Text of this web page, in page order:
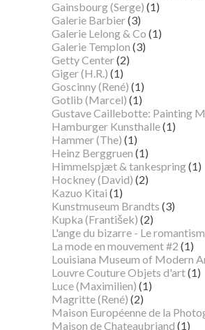
Gainsbourg (Serge) (1)
Galerie Barbier(3)
Galerie Lelong & Co (1)
Galerie Templon (3)
Getty Center(2)
Giger (H.R.) (1)
Goscinny (René) (1)
Gotlib (Marcel) (1)
Gustave Caillebotte: Painting
Hamburger Kunsthalle(1)
Hammer (The) (1)
Heinz Berggruen (1)
Himmelspjæt & tankespring(1)
Hockney (David) (2)
Kazuo Kitai (1)
Kunstmuseum Brandts (3)
Kupka (František) (2)
L'ange du bizarre - Le
La mode en mouvement #2 (1)
Louisiana Museum of Modern
Louvre Couture Objets d'art(1)
Luce (Maximilien) (1)
Magritte (René) (2)
Maison Européenne de la
Maison de Chateaubriand (1)